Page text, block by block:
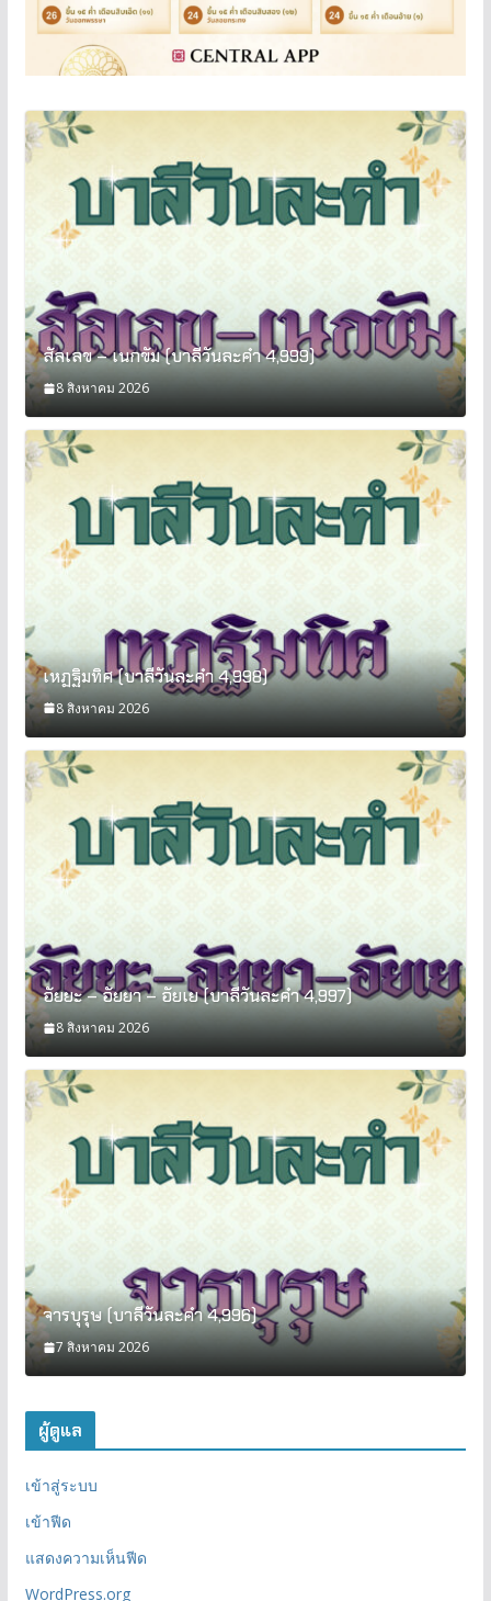
สัลเลข – เนกขัม (บาลีวันละคำ 4,999)
8 สิงหาคม 2026
เหฏฐิมทิศ (บาลีวันละคำ 4,998)
8 สิงหาคม 2026
อัยยะ – อัยยา – อัยเย (บาลีวันละคำ 4,997)
8 สิงหาคม 2026
จารบุรุษ (บาลีวันละคำ 4,996)
7 สิงหาคม 2026
ผู้ดูแล
เข้าสู่ระบบ
เข้าฟีด
แสดงความเห็นฟีด
WordPress.org